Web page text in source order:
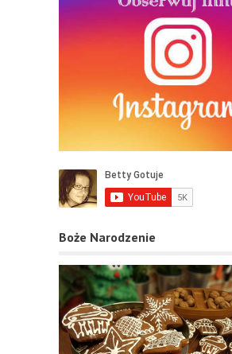
Boże Narodzenie